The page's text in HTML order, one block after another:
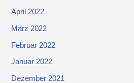
April 2022
März 2022
Februar 2022
Januar 2022
Dezember 2021